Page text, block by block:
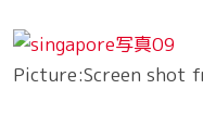
Picture:Screen shot